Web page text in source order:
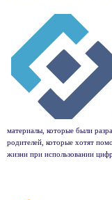
материалы, которые были
родителей, которые хотят
жизни при использовании